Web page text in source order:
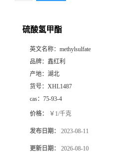
硫酸氢甲酯
英文名称： methylsulfate
品牌： 鑫红利
产地： 湖北
货号： XHL1487
cas： 75-93-4
价格： ￥1/千克
发布日期： 2023-08-11
更新日期： 2026-08-10